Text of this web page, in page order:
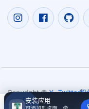
当前应付
Copyright ©X- Twitter粉
推|Twitter加粉丝 ig粉丝增
安装应用